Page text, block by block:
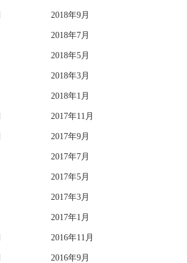
2018年9月
2018年7月
2018年5月
2018年3月
2018年1月
2017年11月
2017年9月
2017年7月
2017年5月
2017年3月
2017年1月
2016年11月
2016年9月